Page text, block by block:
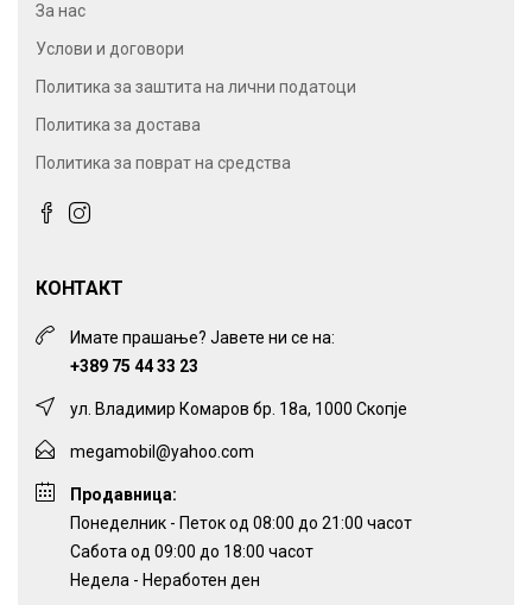
За нас
Услови и договори
Политика за заштита на лични податоци
Политика за достава
Политика за поврат на средства
КОНТАКТ
Имате прашање? Јавете ни се на:
+389 75 44 33 23
ул. Владимир Комаров бр. 18а, 1000 Скопје
megamobil@yahoo.com
Продавница:
Понеделник - Петок од 08:00 до 21:00 часот
Сабота од 09:00 до 18:00 часот
Недела - Неработен ден